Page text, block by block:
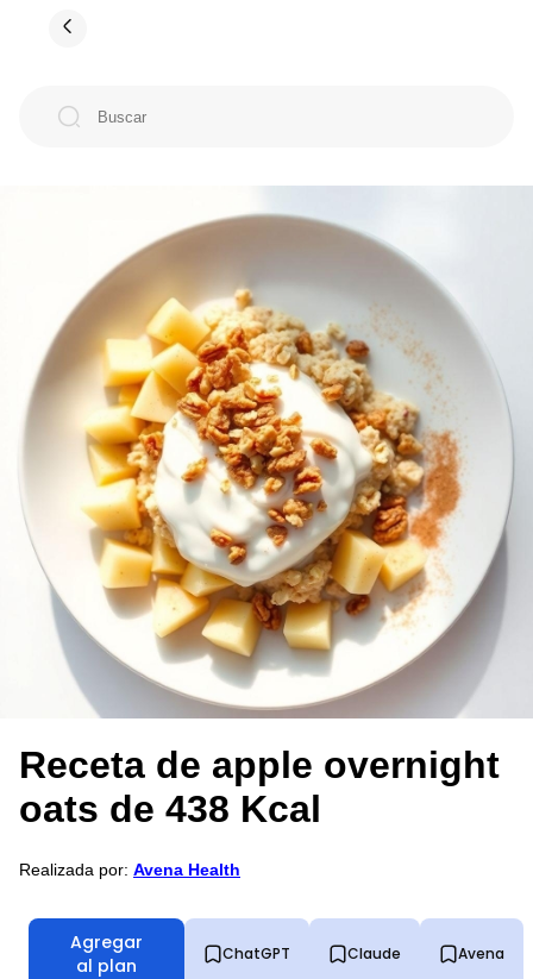
Receta de apple overnight
oats de 438 Kcal
Realizada por: Avena Health
Agregar
al plan
ChatGPT Claude Avena